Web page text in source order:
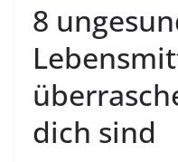
8
dich sind